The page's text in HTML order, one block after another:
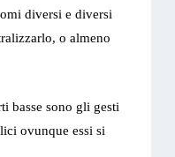
diversi e diversi
o almeno
basse sono gli gesti
ovunque essi si